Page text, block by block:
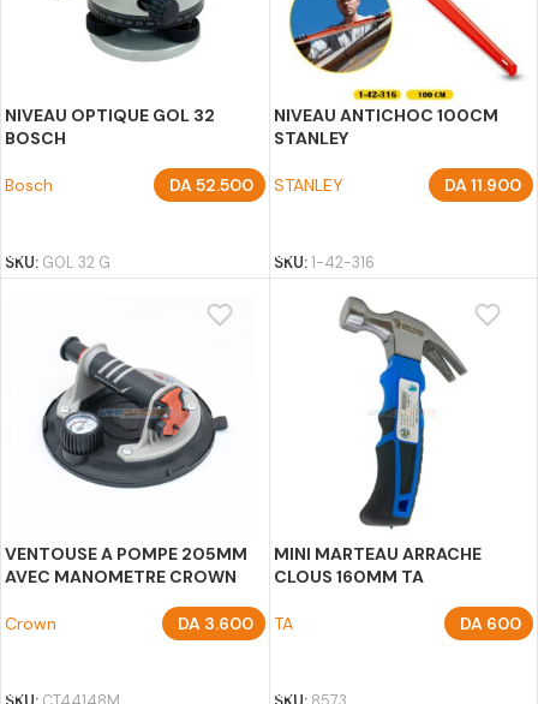
NIVEAU OPTIQUE GOL 32
BOSCH
Bosch DA52.500
SKU: GOL 32 G
NIVEAU ANTICHOC 100CM
STANLEY
STANLEY DA11.900
SKU:1-42-316
VENTOUSE A POMPE 205MM
AVEC MANOMETRE CROWN
Crown DA3.600
MINI MARTEAU ARRACHE
CLOUS 160MM TA
TA DA 600